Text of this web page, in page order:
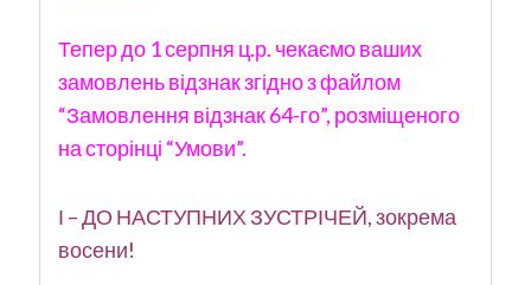
Тепер до 1 серпня ц.р. чекаємо ваших
замовлень відзнак згідно з файлом
“Замовлення відзнак 64-го”, розміщеного
на сторінці “Умови”.
І – ДО НАСТУПНИХ ЗУСТРІЧЕЙ, зокрема
восени!